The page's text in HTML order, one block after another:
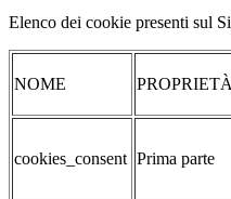
Elenco dei cookie presenti sul
NOME PROPRIETÀ
cookies_consent Prima parte